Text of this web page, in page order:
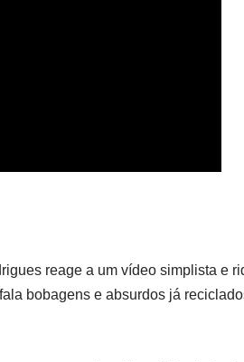
reage a um vídeo simplista e
bobagens e absurdos já